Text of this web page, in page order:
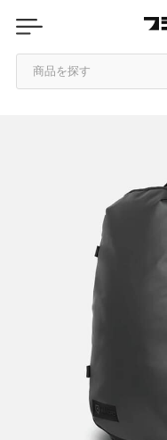
商品を探す